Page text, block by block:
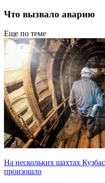
Что вызвало аварию
Еще по теме
На нескольких шахтах
произошло